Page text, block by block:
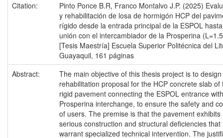
Citation:
Pinto Ponce B.R, Franco Montalvo J.P. (2025)
y rehabilitación de losa de hormigón HCP del
rígido desde la entrada principal de la ESPOL
unión con el intercambiador de la Prosperina
[Tesis Maestría] Escuela Superior Politécnica del
Guayaquil, 161 páginas
Abstract:
The main objective of this thesis project is to
rehabilitation proposal for the HCP concrete slab of
rigid pavement connecting the ESPOL entrance
Prosperina interchange, to ensure the safety and
of users. The premise is that the pavement exhibits
serious construction and structural deficiencies that
warrant specialized technical intervention. The